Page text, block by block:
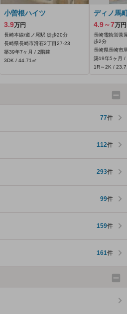
小曽根ハイツ
3.9万円
長崎本線/道ノ尾駅 徒歩20分
長崎県長崎市滑石2丁目27-23
築39年7ヶ月 / 2階建
3DK / 44.71㎡
ディノ馬
4.9～7万円
長崎電軌蛍茶
歩2分
長崎県長崎市
築19年5ヶ月 /
1R～2K /
77件
112件
293件
99件
159件
161件